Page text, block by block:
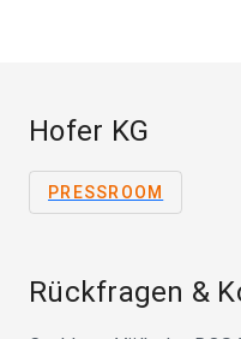
Hofer KG
PRESSROOM
Rückfragen &